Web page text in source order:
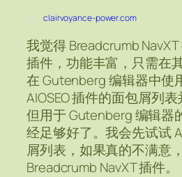
clairvoyance-power.com
我觉得 Breadcrumb
插件，功能丰富，只需在
在 Gutenberg 编辑器中使
AIOSEO 插件的面包屑列
但用于 Gutenberg 编辑器
经足够好了。我会先试试
屑列表，如果真的不满意
Breadcrumb NavXT 插件。